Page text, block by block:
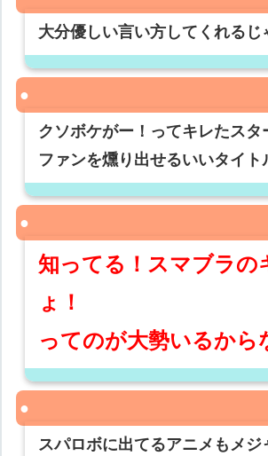
大分優しい言い方してくれるじ
クソボケがー！ってキレたスタ
ファンを燻り出せるいいタイト
知ってる！スマブラの
ょ！
ってのが大勢いるか
スパロボに出てるアニメもメ